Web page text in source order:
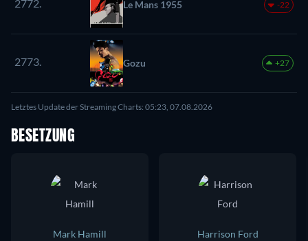
2772. Le Mans 1955 -22
2773. Gozu +27
Letztes Update der Streaming Charts: 05:23, 07.08.2026
BESETZUNG
Mark Hamill
Harrison Ford